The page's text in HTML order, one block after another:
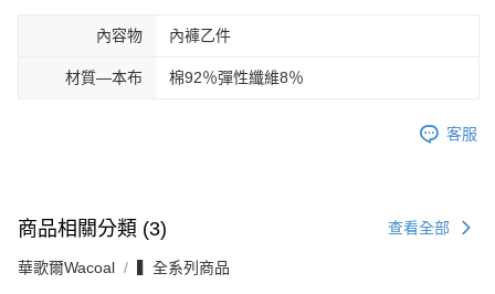
內容物 內褲乙件
材質—本布 棉92％彈性纖維8％
客服
商品相關分類 (3) 查看全部
華歌爾Wacoal ▍全系列商品